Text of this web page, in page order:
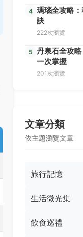
4 瑪瑙全攻略
訣
222次瀏覽
5 丹泉石全攻
一次掌握
201次瀏覽
文章分類
依主題瀏覽文章
旅行記憶
生活微光集
飲食巡禮